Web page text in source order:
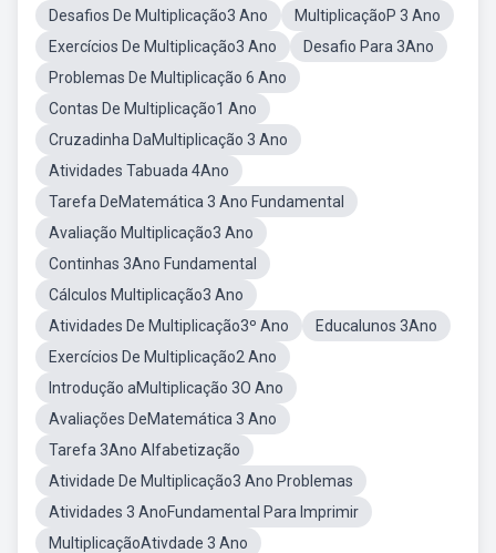
Desafios De Multiplicação3 Ano
MultiplicaçãoP 3 Ano
Exercícios De Multiplicação3 Ano
Desafio Para 3Ano
Problemas De Multiplicação 6 Ano
Contas De Multiplicação1 Ano
Cruzadinha DaMultiplicação 3 Ano
Atividades Tabuada 4Ano
Tarefa DeMatemática 3 Ano Fundamental
Avaliação Multiplicação3 Ano
Continhas 3Ano Fundamental
Cálculos Multiplicação3 Ano
Atividades De Multiplicação3º Ano
Educalunos 3Ano
Exercícios De Multiplicação2 Ano
Introdução aMultiplicação 3O Ano
Avaliações DeMatemática 3 Ano
Tarefa 3Ano Alfabetização
Atividade De Multiplicação3 Ano Problemas
Atividades 3 AnoFundamental Para Imprimir
MultiplicaçãoAtivdade 3 Ano